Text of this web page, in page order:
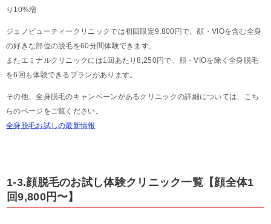
り10%増
ジュノビューティークリニックでは初回限定9,800円で、顔・VIOを含む全身
の好きな部位の脱毛を60分間体験できます。
またエミナルクリニックには1回あたり8,250円で、顔・VIOを除く全身脱毛
を6回も体験できるプランがあります。
その他、全身脱毛のキャンペーンがあるクリニックの詳細については、こち
らのページをご覧ください。
全身脱毛お試しの最新情報
1-3.顔脱毛のお試し体験クリニック一覧【顔全体1
回9,800円〜】